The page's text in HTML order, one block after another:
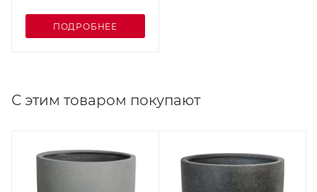
ПОДРОБНЕЕ
С этим товаром покупают